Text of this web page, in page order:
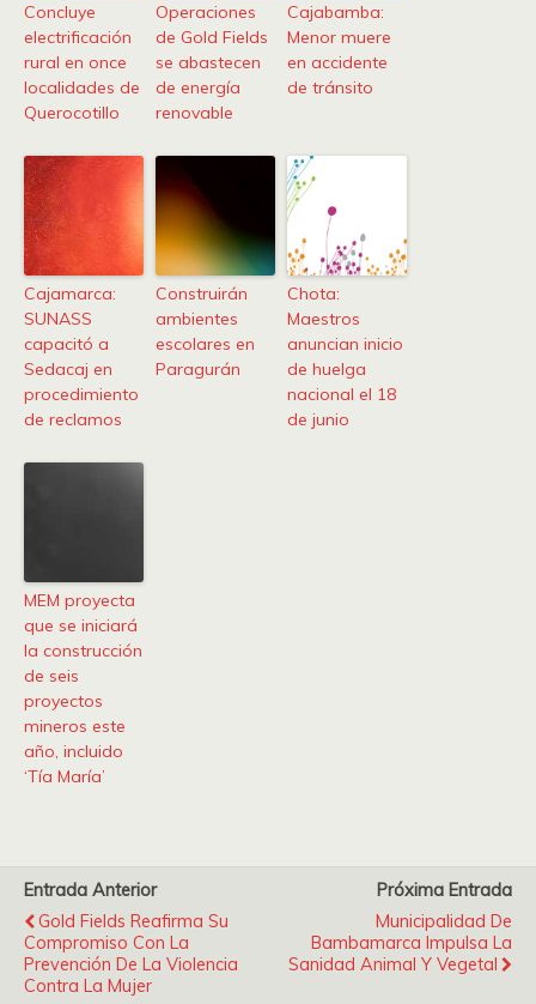
Concluye
electrificación
rural en once
localidades de
Querocotillo
Operaciones
de Gold Fields
se abastecen
de energía
renovable
Cajabamba:
Menor muere
en accidente
de tránsito
Cajamarca:
SUNASS
capacitó a
Sedacaj en
procedimiento
de reclamos
Construirán
ambientes
escolares en
Paragurán
Chota:
Maestros
anuncian inicio
de huelga
nacional el 18
de junio
MEM proyecta
que se iniciará
la construcción
de seis
proyectos
mineros este
año, incluido
‘Tía María’
Entrada Anterior
Gold Fields Reafirma Su
Compromiso Con La
Prevención De La Violencia
Contra La Mujer
Próxima Entrada
Municipalidad De
Bambamarca Impulsa La
Sanidad Animal Y Vegetal